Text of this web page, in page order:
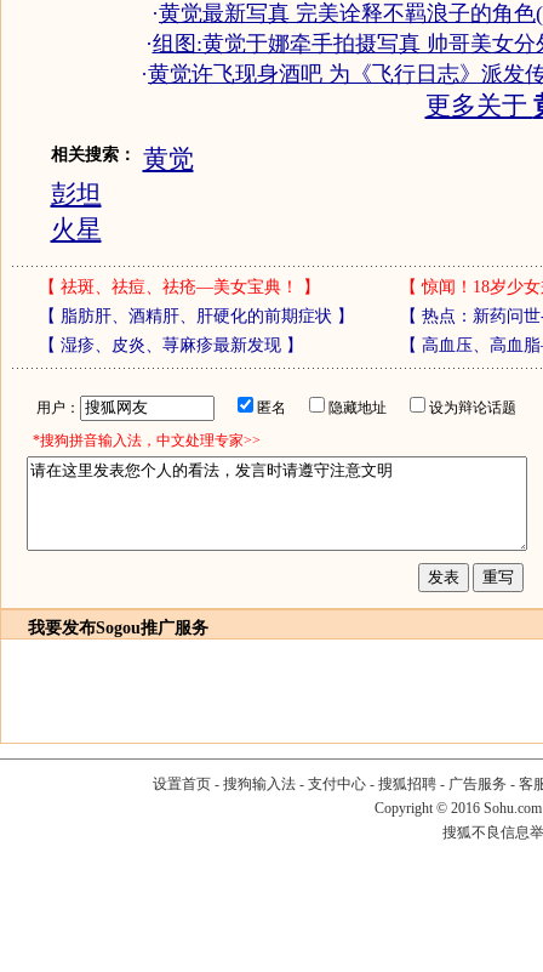
·黄觉最新写真 完美诠释不羁浪子的角色
·组图:黄觉于娜牵手拍摄写真 帅哥美女分
·黄觉许飞现身酒吧 为《飞行日志》派发
更多关于
相关搜索：
黄觉
彭坦
火星
【 祛斑、祛痘、祛疮—美女宝典！ 】 【惊闻！18岁少
【 脂肪肝、酒精肝、肝硬化的前期症状 】 【 热点：新药问
【 湿疹、皮炎、荨麻疹最新发现】 【 高血压、高血
用户： 匿名 隐藏地址
设为辩论话题
*搜狗拼音输入法，中文处理专家>>
我要发布Sogou推广服务
设置首页- 搜狗输入法- 支付中心- 搜狐招聘- 广告服务 - 客
Copyright © 2016
搜狐不良信息